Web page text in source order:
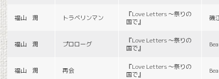
福山 潤 トラベリンマン
『Love Letters 〜祭りの
国で』
磯
福山 潤 プロローグ
『Love Letters 〜祭りの
国で』
福山 潤 再会
『Love Letters 〜祭りの
国で』